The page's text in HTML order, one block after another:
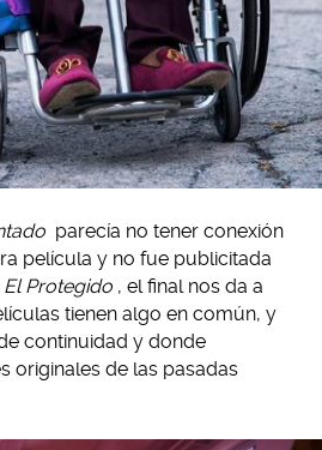
parecía no tener conexión
película y no fue publicitada
El Protegido , el final nos da a
tienen algo en común, y
continuidad y donde
originales de las pasadas